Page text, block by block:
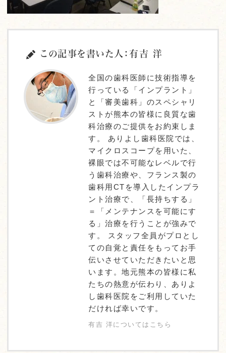
この記事を書いた人：有吉 洋
全国の歯科医師に技術指導を
行っている「インプラント」
と「審美歯科」のスペシャリ
ストが熊本の皆様に良質な歯
科治療のご提供をお約束しま
す。 ありよし歯科医院では、
マイクロスコープを用いた、
裸眼では不可能なレベルで行
う歯科治療や、フランス製の
歯科用CTを導入したインプラ
ント治療で、「長持ちする」
＝「メンテナンスを可能にす
る」治療を行うことが強みで
す。 スタッフ全員がプロとし
ての自覚と責任をもってお手
伝いさせていただきたいと思
います。地元熊本の皆様に私
たちの熱意が伝わり、ありよ
し歯科医院をご利用していた
だければ幸いです。
有吉 洋についてはこちら